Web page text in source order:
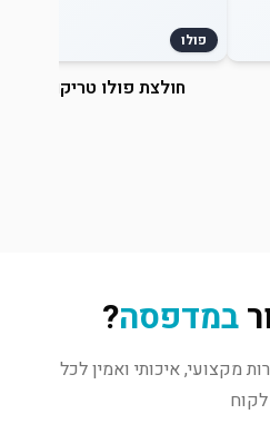
פולו
חולצת פולו טריקו
במדפסה?
מקצועי, איכותי ואמין לכל
לקוח